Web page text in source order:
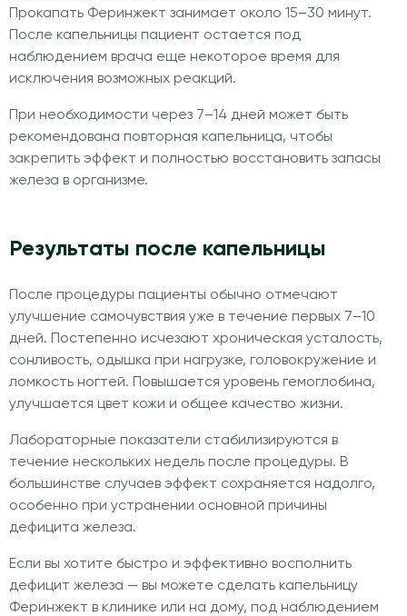
Прокапать Феринжект занимает около 15–30 минут.
После капельницы пациент остается под
наблюдением врача еще некоторое время для
исключения возможных реакций.
При необходимости через 7–14 дней может быть
рекомендована повторная капельница, чтобы
закрепить эффект и полностью восстановить запасы
железа в организме.
Результаты после капельницы
После процедуры пациенты обычно отмечают
улучшение самочувствия уже в течение первых 7–10
дней. Постепенно исчезают хроническая усталость,
сонливость, одышка при нагрузке, головокружение и
ломкость ногтей. Повышается уровень гемоглобина,
улучшается цвет кожи и общее качество жизни.
Лабораторные показатели стабилизируются в
течение нескольких недель после процедуры. В
большинстве случаев эффект сохраняется надолго,
особенно при устранении основной причины
дефицита железа.
Если вы хотите быстро и эффективно восполнить
дефицит железа — вы можете сделать капельницу
Феринжект в клинике или на дому, под наблюдением